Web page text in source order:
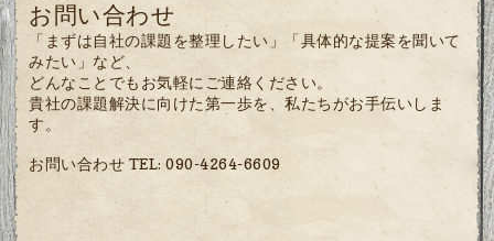
お問い合わせ
「まずは自社の課題を整理したい」「具体的な提案を聞いて
みたい」など、
どんなことでもお気軽にご連絡ください。
貴社の課題解決に向けた第一歩を、私たちがお手伝いしま
す。
お問い合わせ TEL: 090-4264-6609